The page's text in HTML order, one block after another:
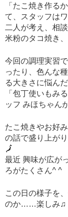
「たこ焼き作る
て、スタッフは
二人が考え、相
米粉のタコ焼き
今回の調理実習
ったり、色んな
る大きさに悩ん
「包丁使いもみ
ッフ みほちゃん
たこ焼きやお好
の話で盛り上が
🗾
最近 興味が広が
ろがたくさん^ ^
この日の様子を
のか……楽しみ♫